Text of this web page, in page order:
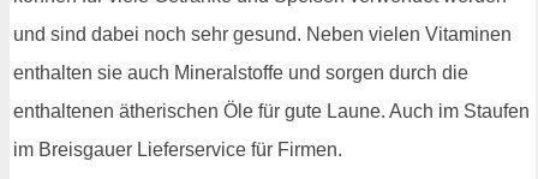
und sind dabei noch sehr gesund. Neben vielen Vitaminen
enthalten sie auch Mineralstoffe und sorgen durch die
enthaltenen ätherischen Öle für gute Laune. Auch im Staufen
im Breisgauer Lieferservice für Firmen.